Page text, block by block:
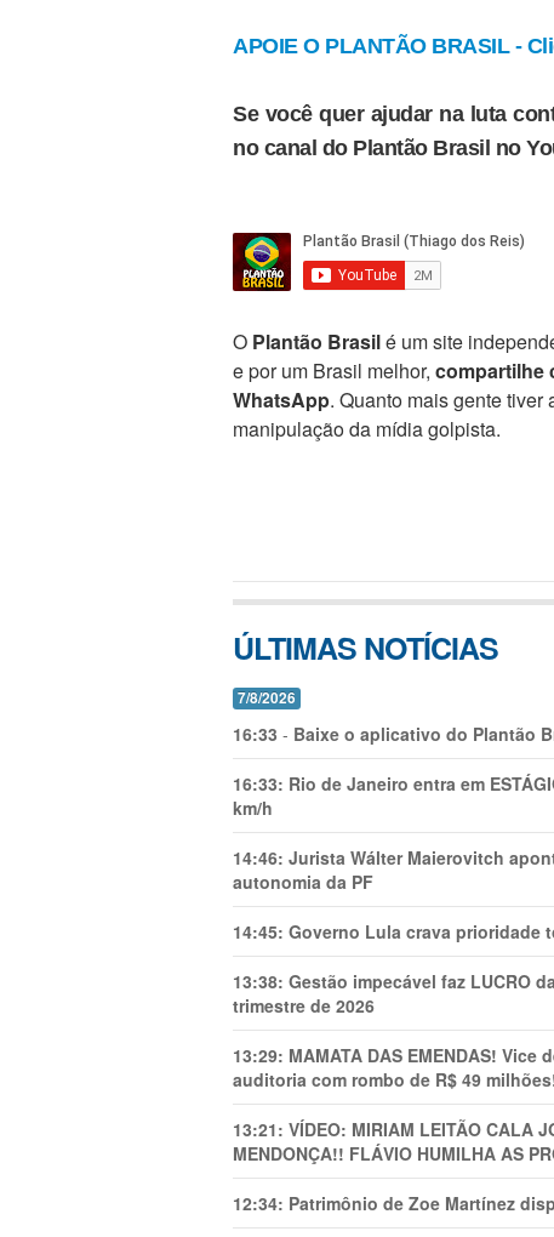
APOIE O PLANTÃO BRASIL -
Se você quer ajudar na luta
no canal do Plantão Brasil no
O Plantão Brasilé um site
e por um Brasil melhor, compartilhe
WhatsApp. Quanto mais gente
manipulação da mídia golpista.
ÚLTIMAS NOTÍCIAS
7/8/2026
16:33 - Baixe o aplicativo do Plantão
16:33: Rio de Janeiro entra em
km/h
14:46: Jurista Wálter Maierovitch
autonomia da PF
14:45: Governo Lula crava prioridade
13:38: Gestão impecável faz LUCRO
trimestre de 2026
13:29: MAMATA DAS EMENDAS!
auditoria com rombo de R$ 49
13:21: VÍDEO: MIRIAM LEITÃO CALA
MENDONÇA!! FLÁVIO HUMILHA AS
12:34: Patrimônio de Zoe Martínez